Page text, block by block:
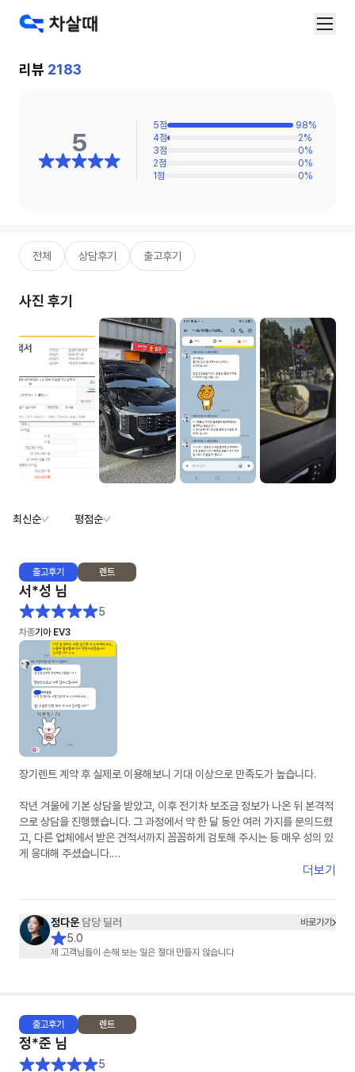
전체 상담후기 출고후기
리뷰 2183
5
1 점 0%
2점 0%
3점 0%
4점 2%
5점 98%
사진 후기
최신순 평점순
출고후기 렌트
서*성 님
5
차종기아 EV3
장기렌트 계약 후 실제로 이용해보니 기대 이상으로 만족도가 높습니다.
작년 겨울에 기본 상담을 받았고, 이후 전기차 보조금 정보가 나온 뒤 본격적
으로 상담을 진행했습니다. 그 과정에서 약 한 달 동안 여러 가지를 문의드렸
고, 다른 업체에서 받은 견적서까지 꼼꼼하게 검토해 주시는 등 매우 성의 있
게 응대해 주셨습니다.
절하게 응대해 주셔서 신뢰가 갔습니다. 고객 입장에서 최선을 다해 주신다
는 점이 분명하게 느껴졌고, 덕분에 만족스러운 선택을 할 수 있었습니다. 첫
장기렌트이자 첫 차 구매였는데 매우 좋은 경험이었고, 만족스러웠기 때문에
지인도 소개하여 출고하셨습니다.
더보기
정다운 담당 딜러 바로가기
5.0
제 고객님들이 손해 보는 일은 절대 만들지 않습니다
출고후기 렌트
정*준 님
5